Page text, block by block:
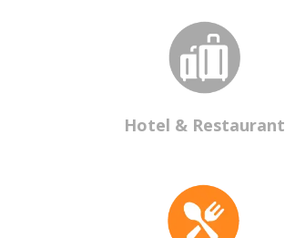
Hotel & Restaurant